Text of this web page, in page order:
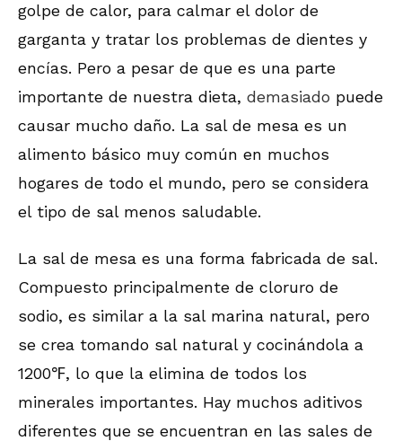
golpe de calor, para calmar el dolor de
garganta y tratar los problemas de dientes y
encías. Pero a pesar de que es una parte
importante de nuestra dieta, demasiado puede
causar mucho daño. La sal de mesa es un
alimento básico muy común en muchos
hogares de todo el mundo, pero se considera
el tipo de sal menos saludable.
La sal de mesa es una forma fabricada de sal.
Compuesto principalmente de cloruro de
sodio, es similar a la sal marina natural, pero
se crea tomando sal natural y cocinándola a
1200℉, lo que la elimina de todos los
minerales importantes. Hay muchos aditivos
diferentes que se encuentran en las sales de